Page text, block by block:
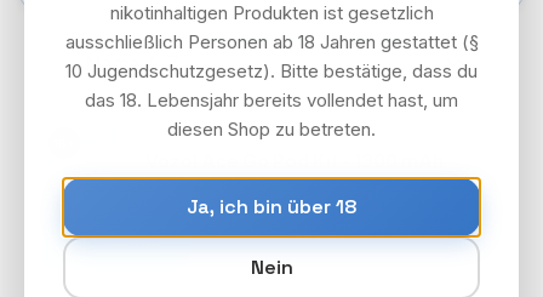
VOZOL ACE GO
Preise nach Login
Anmelden
nikotinhaltigen Produkten ist gesetzlich
ausschließlich Personen ab 18 Jahren gestattet (§
10 Jugendschutzgesetz). Bitte bestätige, dass du
das 18. Lebensjahr bereits vollendet hast, um
diesen Shop zu betreten.
Ja, ich bin über 18
Nein